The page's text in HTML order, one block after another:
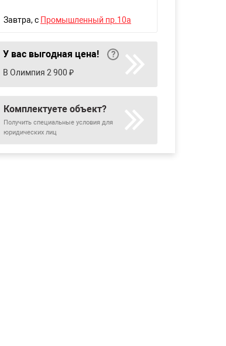
Завтра, с Промышленный пр.10а
У вас выгодная цена!
В Олимпия 2 900 ₽
Комплектуете объект?
Получить специальные условия для
юридических лиц